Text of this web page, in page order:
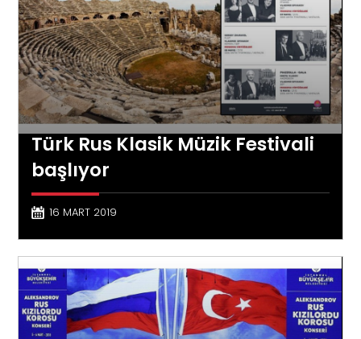
Türk Rus Klasik Müzik Festivali
başlıyor
16 MART 2019